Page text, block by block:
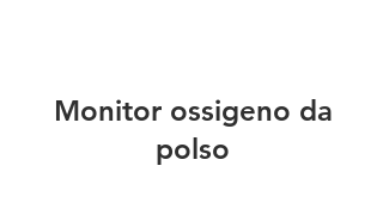
Monitor ossigeno da
polso